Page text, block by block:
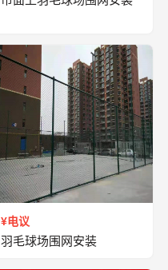
¥电议
羽毛球场围网安装